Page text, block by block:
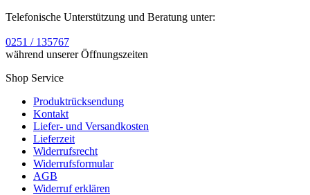
Telefonische Unterstützung und Beratung unter:
0251 / 135767
während unserer Öffnungszeiten
Shop Service
Produktrücksendung
Kontakt
Liefer- und Versandkosten
Lieferzeit
Widerrufsrecht
Widerrufsformular
AGB
Widerruf erklären